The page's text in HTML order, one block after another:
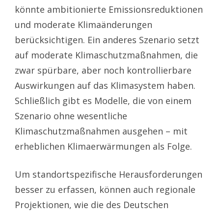
könnte ambitionierte Emissionsreduktionen
und moderate Klimaänderungen
berücksichtigen. Ein anderes Szenario setzt
auf moderate Klimaschutzmaßnahmen, die
zwar spürbare, aber noch kontrollierbare
Auswirkungen auf das Klimasystem haben.
Schließlich gibt es Modelle, die von einem
Szenario ohne wesentliche
Klimaschutzmaßnahmen ausgehen – mit
erheblichen Klimaerwärmungen als Folge.
Um standortspezifische Herausforderungen
besser zu erfassen, können auch regionale
Projektionen, wie die des Deutschen